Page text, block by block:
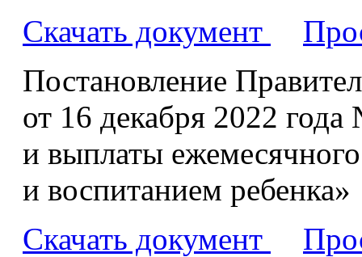
Скачать документ
Постановление
от 16 декабря 2022
и выплаты
и воспитанием ребенка»
Скачать документ